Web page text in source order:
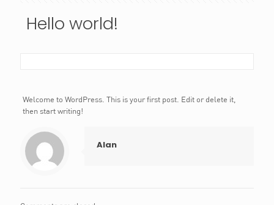
Hello world!
Welcome to WordPress. This is your first post. Edit or delete it,
then start writing!
Alan